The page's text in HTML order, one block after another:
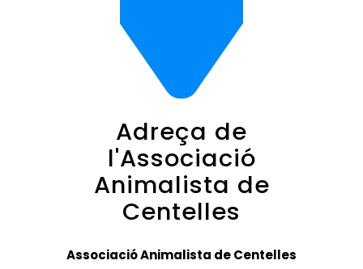
Adreça de
l'Associació
Animalista de
Centelles
Associació Animalista de Centelles